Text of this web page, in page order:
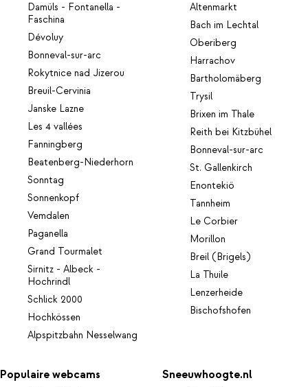
Damüls - Fontanella -
Faschina
Dévoluy
Bonneval-sur-arc
Rokytnice nad Jizerou
Breuil-Cervinia
Janske Lazne
Les 4 vallées
Fanningberg
Beatenberg-Niederhorn
Sonntag
Sonnenkopf
Vemdalen
Paganella
Grand Tourmalet
Sirnitz - Albeck -
Hochrindl
Schlick 2000
Hochkössen
Alpspitzbahn Nesselwang
Altenmarkt
Bach im Lechtal
Oberiberg
Harrachov
Bartholomäberg
Trysil
Brixen im Thale
Reith bei Kitzbühel
Bonneval-sur-arc
St. Gallenkirch
Enontekiö
Tannheim
Le Corbier
Morillon
Breil (Brigels)
La Thuile
Lenzerheide
Bischofshofen
Populaire webcams Sneeuwhoogte.nl